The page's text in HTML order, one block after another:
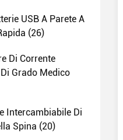
USB A Parete A
(26)
Di Corrente
Grado Medico
Intercambiabile Di
Spina (20)